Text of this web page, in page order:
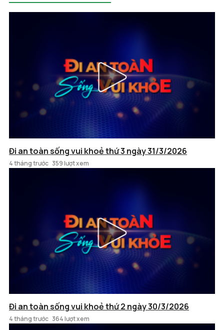
Đi an toàn sống vui khoẻ thứ 3 ngày 31/3/2026
4 tháng trước 359 lượt xem
Đi an toàn sống vui khoẻ thứ 2 ngày 30/3/2026
4 tháng trước 364 lượt xem